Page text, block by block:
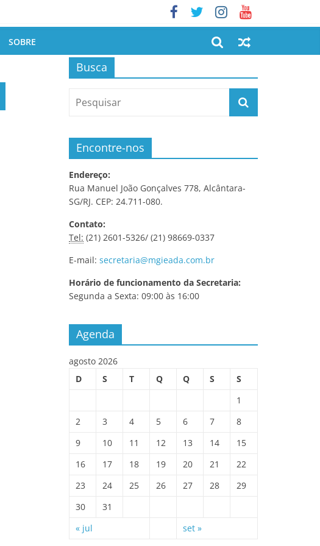
SOBRE
Busca
Encontre-nos
Endereço:
Rua Manuel João Gonçalves 778, Alcântara-
SG/RJ. CEP: 24.711-080.
Contato:
Tel: (21) 2601-5326/ (21) 98669-0337
E-mail: secretaria@mgieada.com.br
Horário de funcionamento da Secretaria:
Segunda a Sexta: 09:00 às 16:00
Agenda
agosto 2026
D
S T Q Q S
S
1
2
3 4 5 6 7
8
9
10 11 12 13 14
15
16
17 18 19 20 21
22
23
24 25 26 27 28
29
30
31
« jul
set »